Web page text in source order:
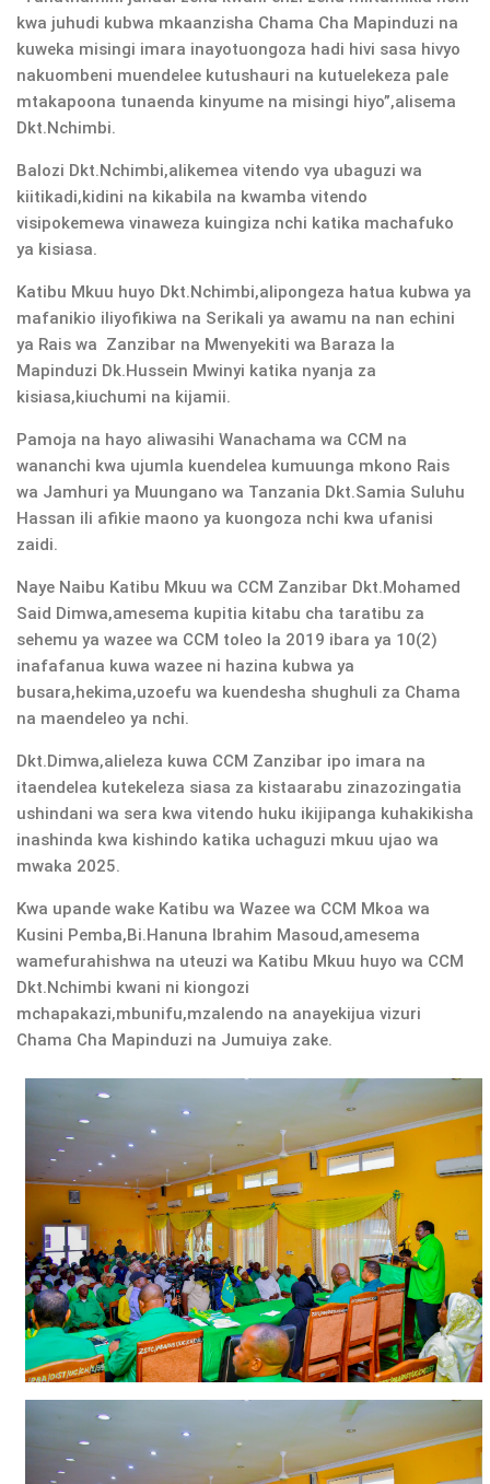
kwa juhudi kubwa mkaanzisha Chama Cha Mapinduzi na
kuweka misingi imara inayotuongoza hadi hivi sasa hivyo
nakuombeni muendelee kutushauri na kutuelekeza pale
mtakapoona tunaenda kinyume na misingi hiyo”,alisema
Dkt.Nchimbi.
Balozi Dkt.Nchimbi,alikemea vitendo vya ubaguzi wa
kiitikadi,kidini na kikabila na kwamba vitendo
visipokemewa vinaweza kuingiza nchi katika machafuko
ya kisiasa.
Katibu Mkuu huyo Dkt.Nchimbi,alipongeza hatua kubwa ya
mafanikio iliyofikiwa na Serikali ya awamu na nan echini
ya Rais wa Zanzibar na Mwenyekiti wa Baraza la
Mapinduzi Dk.Hussein Mwinyi katika nyanja za
kisiasa,kiuchumi na kijamii.
Pamoja na hayo aliwasihi Wanachama wa CCM na
wananchi kwa ujumla kuendelea kumuunga mkono Rais
wa Jamhuri ya Muungano wa Tanzania Dkt.Samia Suluhu
Hassan ili afikie maono ya kuongoza nchi kwa ufanisi
zaidi.
Naye Naibu Katibu Mkuu wa CCM Zanzibar Dkt.Mohamed
Said Dimwa,amesema kupitia kitabu cha taratibu za
sehemu ya wazee wa CCM toleo la 2019 ibara ya 10(2)
inafafanua kuwa wazee ni hazina kubwa ya
busara,hekima,uzoefu wa kuendesha shughuli za Chama
na maendeleo ya nchi.
Dkt.Dimwa,alieleza kuwa CCM Zanzibar ipo imara na
itaendelea kutekeleza siasa za kistaarabu zinazozingatia
ushindani wa sera kwa vitendo huku ikijipanga kuhakikisha
inashinda kwa kishindo katika uchaguzi mkuu ujao wa
mwaka 2025.
Kwa upande wake Katibu wa Wazee wa CCM Mkoa wa
Kusini Pemba,Bi.Hanuna Ibrahim Masoud,amesema
wamefurahishwa na uteuzi wa Katibu Mkuu huyo wa CCM
Dkt.Nchimbi kwani ni kiongozi
mchapakazi,mbunifu,mzalendo na anayekijua vizuri
Chama Cha Mapinduzi na Jumuiya zake.